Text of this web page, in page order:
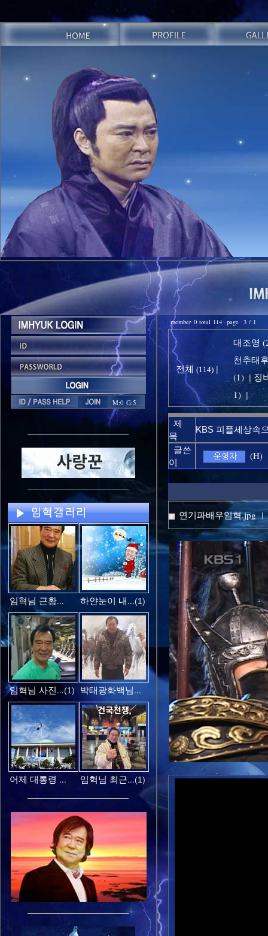
M:0 G:5
임혁님 근황... 하얀눈이 내...(1)
임혁님 사진...(1) 박태광화백님...
어제 대통령 ... 임혁님 최근...(1)
member 0 total 114 page 3 / 1
전체 (114) |
대조영
천추태
(1) | 징
1) |
제
목
KBS 피플세상속
글쓴
이
(H)
연기파배우임혁.jpg |